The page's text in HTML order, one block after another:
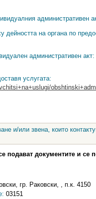
административен
на органа по
административен акт:
услугата:
и/или звена, които
подават документите и се
гр. Раковски, , п.к. 4150
03151